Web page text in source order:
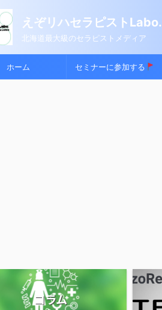
えぞリハセラピストLabo.
北海道最大級のセラピストメディア
ホーム セミナーに参加する
コラム